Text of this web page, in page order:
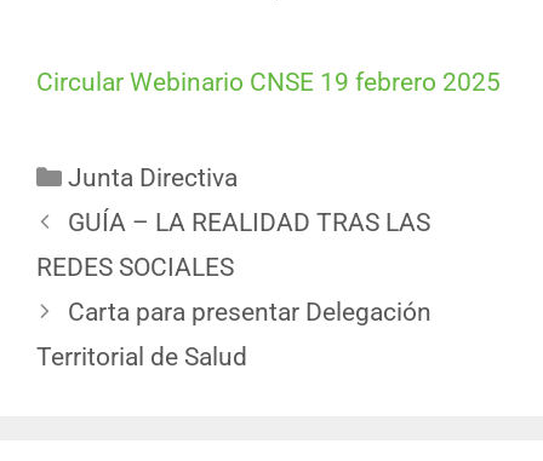
Circular Webinario CNSE 19 febrero 2025
Junta Directiva
GUÍA – LA REALIDAD TRAS LAS
REDES SOCIALES
Carta para presentar Delegación
Territorial de Salud